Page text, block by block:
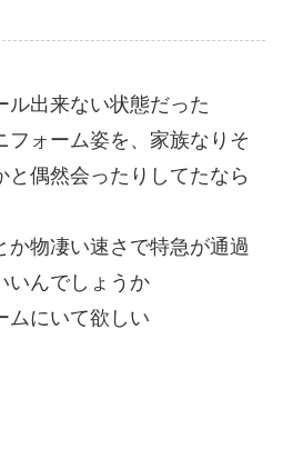
ル出来ない状態だった
フォーム姿を、家族なりそ
と偶然会ったりしてたなら
か物凄い速さで特急が通過
いんでしょうか
ムにいて欲しい